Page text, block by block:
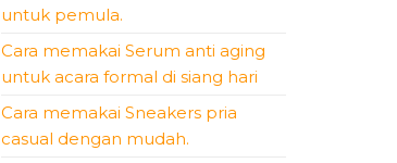
untuk pemula.
Cara memakai Serum anti aging
untuk acara formal di siang hari
Cara memakai Sneakers pria
casual dengan mudah.